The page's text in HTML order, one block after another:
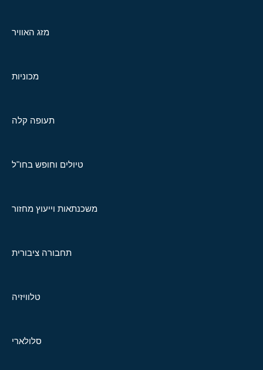
מזג האוויר
מכוניות
תעופה קלה
טיולים וחופש בחו"ל
משכנתאות וייעוץ מחזור
תחבורה ציבורית
טלוויזיה
סלולארי